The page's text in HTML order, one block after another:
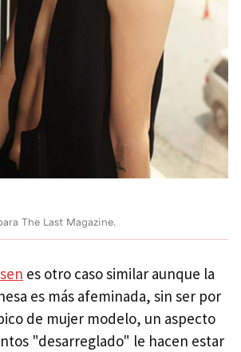
The Last Magazine.
es otro caso similar aunque la
es más afeminada, sin ser por
de mujer modelo, un aspecto
"desarreglado" le hacen estar